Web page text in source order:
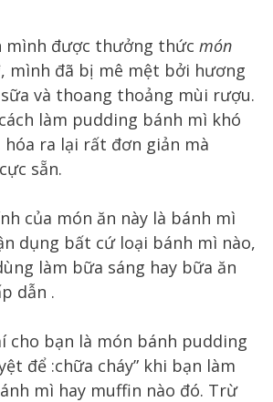
mình được thưởng thức món
, mình đã bị mê mệt bởi hương
và thoang thoảng mùi rượu.
làm pudding bánh mì khó
hóa ra lại rất đơn giản mà
sẵn.
của món ăn này là bánh mì
dụng bất cứ loại bánh mì nào,
làm bữa sáng hay bữa ăn
dẫn .
cho bạn là món bánh pudding
để :chữa cháy” khi bạn làm
mì hay muffin nào đó. Trừ